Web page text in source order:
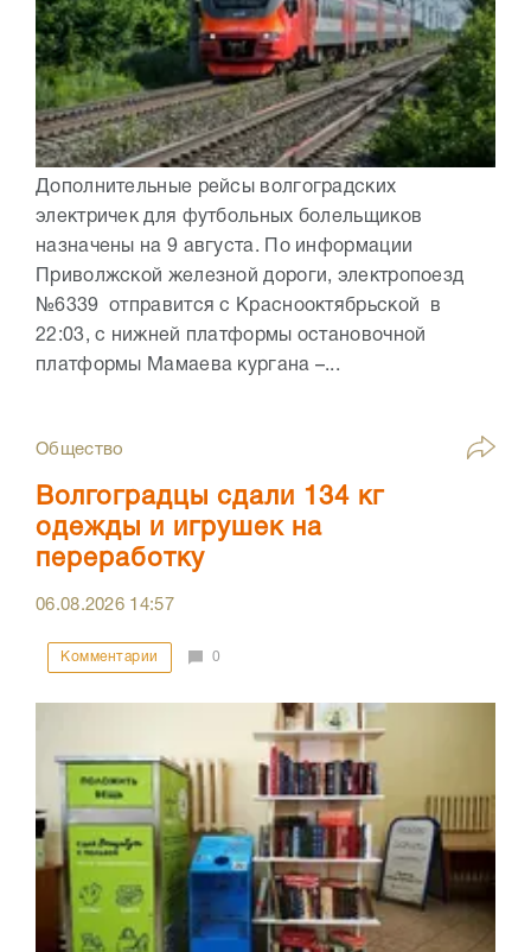
Дополнительные рейсы волгоградских
электричек для футбольных болельщиков
назначены на 9 августа. По информации
Приволжской железной дороги, электропоезд
№6339 отправится с Краснооктябрьской в
22:03, с нижней платформы остановочной
платформы Мамаева кургана –...
Общество
Волгоградцы сдали 134 кг
одежды и игрушек на
переработку
06.08.2026 14:57
Комментарии 0